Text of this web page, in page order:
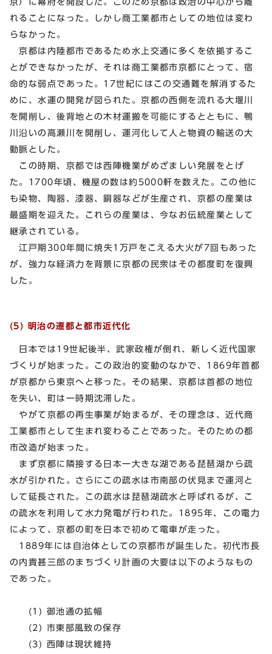
れることになった。しかし商工業都市としての地位は変わ
らなかった。
京都は内陸都市であるため水上交通に多くを依拠するこ
とができなかったが、それは商工業都市京都にとって、宿
命的な弱点であった。17世紀にはこの交通難を解消するた
めに、水運の開発が図られた。京都の西側を流れる大堰川
を開削し、後背地との木材運搬を可能にするとともに、鴨
川沿いの高瀬川を開削し、運河化して人と物資の輸送の大
動脈とした。
この時期、京都では西陣機業がめざましい発展をとげ
た。1700年頃、機屋の数は約5000軒を数えた。この他に
も染物、陶器、漆器、銅器などが生産され、京都の産業は
最盛期を迎えた。これらの産業は、今なお伝統産業として
継承されている。
江戸期300年間に焼失1万戸をこえる大火が7回もあった
が、強力な経済力を背景に京都の民衆はその都度町を復興
した。
(5) 明治の遷都と都市近代化
日本では19世紀後半、武家政権が倒れ、新しく近代国家
づくりが始まった。この政治的変動のなかで、1869年首都
が京都から東京へと移った。その結果、京都は首都の地位
を失い、町は一時期沈滞した。
やがて京都の再生事業が始まるが、その理念は、近代商
工業都市として生まれ変わることであった。そのための都
市改造が始まった。
まず京都に隣接する日本一大きな湖である琵琶湖から疏
水が引かれた。さらにこの疏水は市南部の伏見まで運河と
して延長された。この疏水は琵琶湖疏水と呼ばれるが、こ
の疏水を利用して水力発電が行われた。1895年、この電力
によって、京都の町を日本で初めて電車が走った。
1889年には自治体としての京都市が誕生した。初代市長
の内貴甚三郎のまちづくり計画の大要は以下のようなもの
であった。
(1) 御池通の拡幅
(2) 市東部風致の保存
(3) 西陣は現状維持